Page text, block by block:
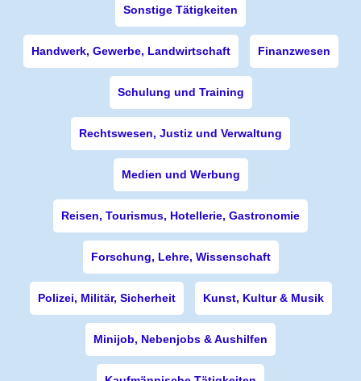
Sonstige Tätigkeiten
Handwerk, Gewerbe, Landwirtschaft Finanzwesen
Schulung und Training
Rechtswesen, Justiz und Verwaltung
Medien und Werbung
Reisen, Tourismus, Hotellerie, Gastronomie
Forschung, Lehre, Wissenschaft
Polizei, Militär, Sicherheit Kunst, Kultur & Musik
Minijob, Nebenjobs & Aushilfen